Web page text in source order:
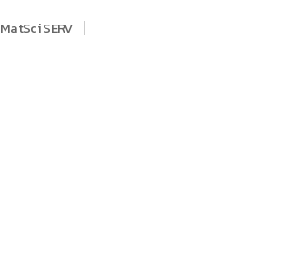
MatSci SERV